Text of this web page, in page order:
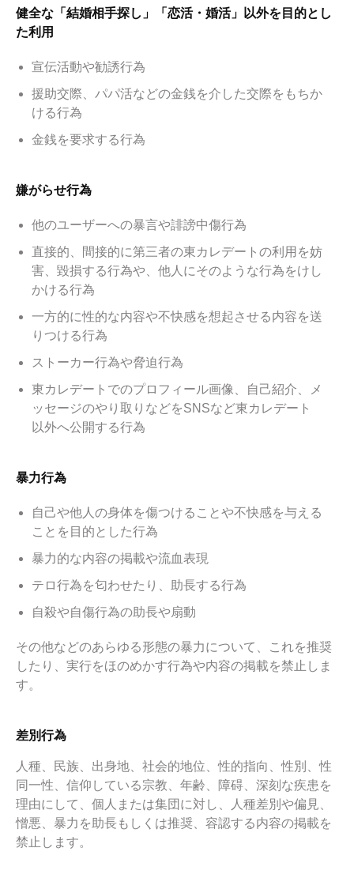
健全な「結婚相手探し」「恋活・婚活」以外を目的とし
た利用
宣伝活動や勧誘行為
援助交際、パパ活などの金銭を介した交際をもちか
ける行為
金銭を要求する行為
嫌がらせ行為
他のユーザーへの暴言や誹謗中傷行為
直接的、間接的に第三者の東カレデートの利用を妨
害、毀損する行為や、他人にそのような行為をけし
かける行為
一方的に性的な内容や不快感を想起させる内容を送
りつける行為
ストーカー行為や脅迫行為
東カレデートでのプロフィール画像、自己紹介、メ
ッセージのやり取りなどをSNSなど東カレデート
以外へ公開する行為
暴力行為
自己や他人の身体を傷つけることや不快感を与える
ことを目的とした行為
暴力的な内容の掲載や流血表現
テロ行為を匂わせたり、助長する行為
自殺や自傷行為の助長や扇動
その他などのあらゆる形態の暴力について、これを推奨
したり、実行をほのめかす行為や内容の掲載を禁止しま
す。
差別行為
人種、民族、出身地、社会的地位、性的指向、性別、性
同一性、信仰している宗教、年齢、障碍、深刻な疾患を
理由にして、個人または集団に対し、人種差別や偏見、
憎悪、暴力を助長もしくは推奨、容認する内容の掲載を
禁止します。